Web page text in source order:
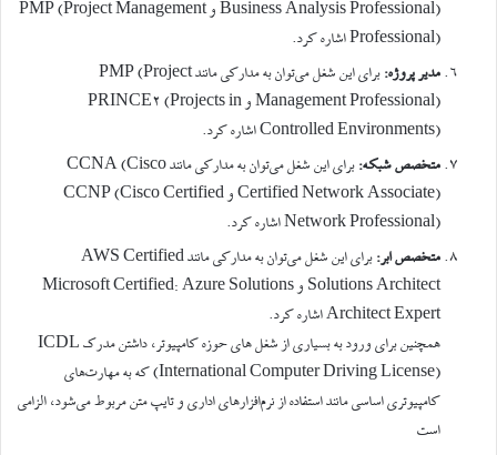
Business Analysis Professional) و PMP (Project Management
Professional) اشاره کرد.
مدیر پروژه:
برای این شغل می‌توان به مدارکی مانند PMP (Project
Management Professional) و PRINCE2 (Projects in
Controlled Environments) اشاره کرد.
متخصص شبکه:
برای این شغل می‌توان به مدارکی مانند CCNA (Cisco
Certified Network Associate) و CCNP (Cisco Certified
Network Professional) اشاره کرد.
متخصص ابر:
برای این شغل می‌توان به مدارکی مانند AWS Certified
Solutions Architect و Microsoft Certified: Azure Solutions
Architect Expert اشاره کرد.
همچنین برای ورود به بسیاری از شغل های حوزه کامپیوتر، داشتن مدرک ICDL
(International Computer Driving License) که به مهارت‌های
کامپیوتری اساسی مانند استفاده از نرم‌افزارهای اداری و تایپ متن مربوط می‌شود، الزامی
است